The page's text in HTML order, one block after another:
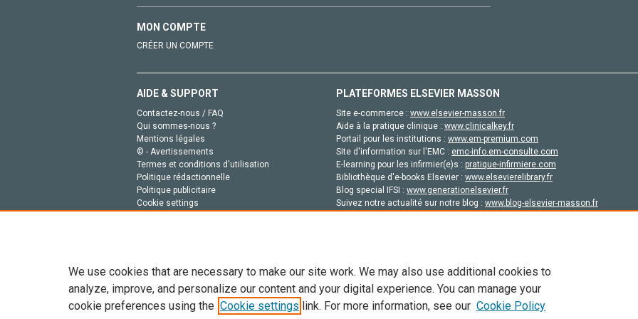
MON COMPTE
CRÉER UN COMPTE
AIDE & SUPPORT
Contactez-nous / FAQ
Qui sommes-nous ?
Mentions légales
© - Avertissements
Termes et conditions d'utilisation
Politique rédactionnelle
Politique publicitaire
Cookie settings
PLATEFORMES ELSEVIER MASSON
Site e-commerce : www.elsevier-masson.fr
Aide à la pratique clinique : www.clinicalkey.fr
Portail pour les institutions : www.em-premium.com
Site d'information sur l'EMC : emc-info.em-consulte.com
E-learning pour les infirmier(e)s : pratique-infirmiere.com
Bibliothèque d'e-books Elsevier : www.elsevierelibrary.fr
Blog special IFSI : www.generationelsevier.fr
Suivez notre actualité sur notre blog : www.blog-elsevier-masson.fr
Tout le contenu de ce site: Copyright © 2026 Elsevier, ses concédants de licence et ses contributeurs. Tout les droits sont réservés,
We use cookies that are necessary to make our site work. We may also use additional cookies to
analyze, improve, and personalize our content and your digital experience. You can manage your
cookie preferences using the Cookie settings link. For more information, see our Cookie Policy